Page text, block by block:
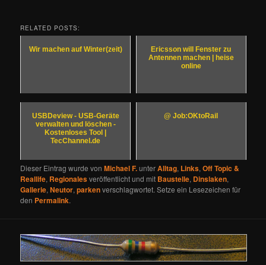
RELATED POSTS:
Wir machen auf Winter(zeit)
Ericsson will Fenster zu
Antennen machen | heise
online
USBDeview - USB-Geräte
verwalten und löschen -
Kostenloses Tool |
TecChannel.de
@ Job:OKtoRail
Dieser Eintrag wurde vonMichael F.unterAlltag, Links,Off Topic &
Reallife, Regionalesveröffentlicht und mit Baustelle, Dinslaken,
Gallerie,Neutor,parkenverschlagwortet. Setze ein Lesezeichen für
den Permalink.